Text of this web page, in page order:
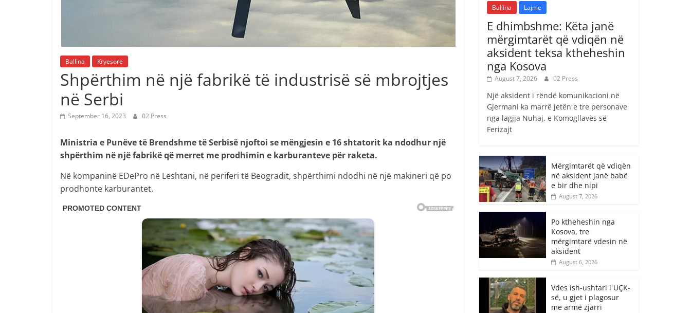
Ballina Kryesore
Shpërthim në një fabrikë të industrisë së mbrojtjes
në Serbi
September 16, 2023 02 Press
Ministria e Punëve të Brendshme të Serbisë njoftoi se mëngjesin e 16 shtatorit ka ndodhur një
shpërthim në një fabrikë që merret me prodhimin e karburanteve për raketa.
Në kompaninë EDePro në Leshtani, në periferi të Beogradit, shpërthimi ndodhi në një makineri që po
prodhonte karburantet.
Ballina Lajme
E dhimbshme: Këta janë
mërgimtarët që vdiqën në
aksident teksa ktheheshin
nga Kosova
August 7, 2026 02 Press
Një aksident i rëndë komunikacioni në
Gjermani ka marrë jetën e tre personave
nga lagjja Nuhaj, e Komogllavës së
Ferizajt
Mërgimtarët që vdiqën
në aksident janë babë
e bir dhe nipi
August 7, 2026
Po ktheheshin nga
Kosova, tre
mërgimtarë vdesin në
aksident
August 6, 2026
Vdes ish-ushtari i UÇK-
së, u gjet i plagosur
me armë zjarri